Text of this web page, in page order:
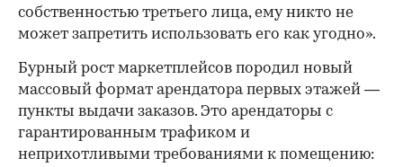
собственностью третьего лица, ему никто не
может запретить использовать его как угодно».
Бурный рост маркетплейсов породил новый
массовый формат арендатора первых этажей —
пункты выдачи заказов. Это арендаторы с
гарантированным трафиком и
неприхотливыми требованиями к помещению: